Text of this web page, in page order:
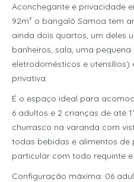
Aconchegante e privacidade
92m² o bangalô Samoa tem
ainda dois quartos, um deles
banheiros, sala, uma
eletrodomésticos e
privativa.
É o espaço ideal para
6 adultos e 2 crianças de
churrasco na varanda com
todas bebidas e alimentos de
particular com todo requinte
Configuração máxima: 06